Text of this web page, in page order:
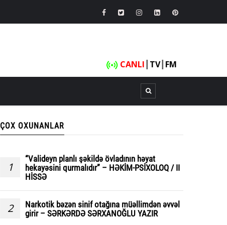
CANLI TV┃ FM
ÇOX OXUNANLAR
1
“Valideyn planlı şəkildə övladının həyat
hekayəsini qurmalıdır” – HƏKİM-PSİXOLOQ / II
HİSSƏ
2
Narkotik bəzən sinif otağına müəllimdən əvvəl
girir – SƏRKƏRDƏ SƏRXANOĞLU YAZIR